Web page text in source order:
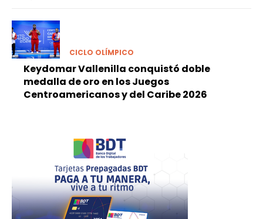
CICLO OLÍMPICO
Keydomar Vallenilla conquistó doble
medalla de oro en los Juegos
Centroamericanos y del Caribe 2026